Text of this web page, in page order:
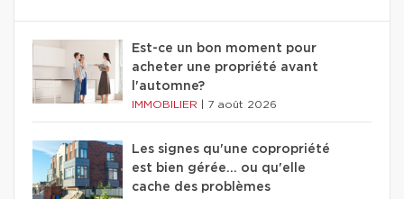
Est-ce un bon moment pour
acheter une propriété avant
l'automne?
IMMOBILIER 7 août 2026
Les signes qu'une copropriété
est bien gérée… ou qu'elle
cache des problèmes